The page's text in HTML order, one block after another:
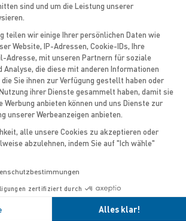
sind und um die Leistung unserer
teilen wir einige Ihrer persönlichen Daten wie
Website, IP-Adressen, Cookie-IDs, Ihre
Adresse, mit unseren Partnern für soziale
Analyse, die diese mit anderen Informationen
Sie ihnen zur Verfügung gestellt haben oder
ihrer Dienste gesammelt haben, damit sie
anbieten können und uns Dienste zur
unserer Werbeanzeigen anbieten.
alle unsere Cookies zu akzeptieren oder
abzulehnen, indem Sie auf "Ich wähle"
zertifiziert durch
Alles klar!
Axeptio consent